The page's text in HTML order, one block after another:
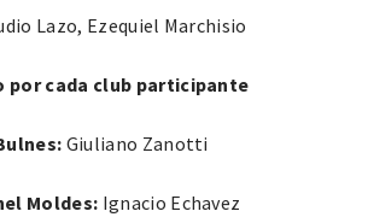
Lazo, Ezequiel Marchisio
por cada club participante
Giuliano Zanotti
Moldes: Ignacio Echavez